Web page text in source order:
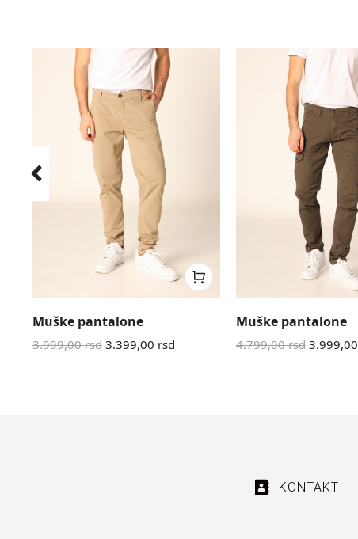
Muške pantalone
3.999,00rsd 3.399,00 rsd
Muške pantalone
4.799,00rsd 3.999,00
KONTAKT